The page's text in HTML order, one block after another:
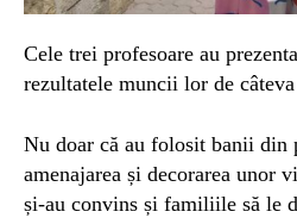
Cele trei profesoare au
rezultatele muncii lor de
Nu doar că au folosit banii din
amenajarea și decorarea unor
și-au convins și familiile să le